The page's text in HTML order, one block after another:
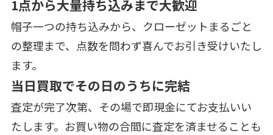
1点から大量持ち込みまで大歓迎
帽子一つの持ち込みから、クローゼットまるごと
の整理まで、点数を問わず喜んでお引き受けいたし
ます。
当日買取でその日のうちに完結
査定が完了次第、その場で即現金にてお支払いい
たします。お買い物の合間に査定を済ませることも